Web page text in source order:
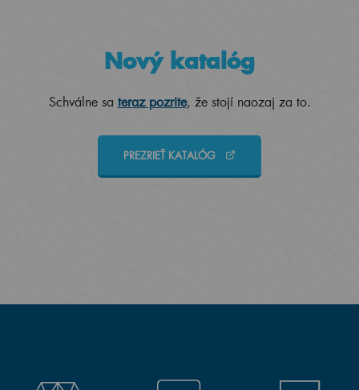
Nový katalóg
Schválne sa teraz pozrite, že stojí naozaj za to.
PREZRIEŤ KATALÓG